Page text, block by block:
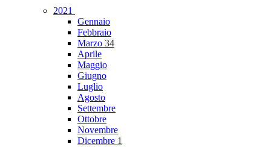
2021
Gennaio
Febbraio
Marzo 34
Aprile
Maggio
Giugno
Luglio
Agosto
Settembre
Ottobre
Novembre
Dicembre 1